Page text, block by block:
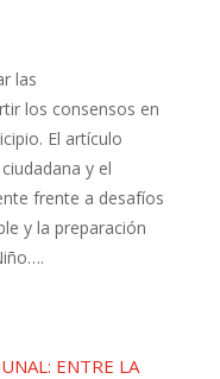
las
los consensos en
El artículo
y el
frente a desafíos
y la preparación